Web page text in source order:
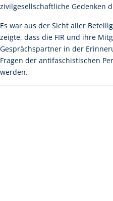
zivilgesellschaftliche Gedenken
Es war aus der Sicht aller
zeigte, dass die FIR und ihre
Gesprächspartner in der
Fragen der antifaschistischen
werden.